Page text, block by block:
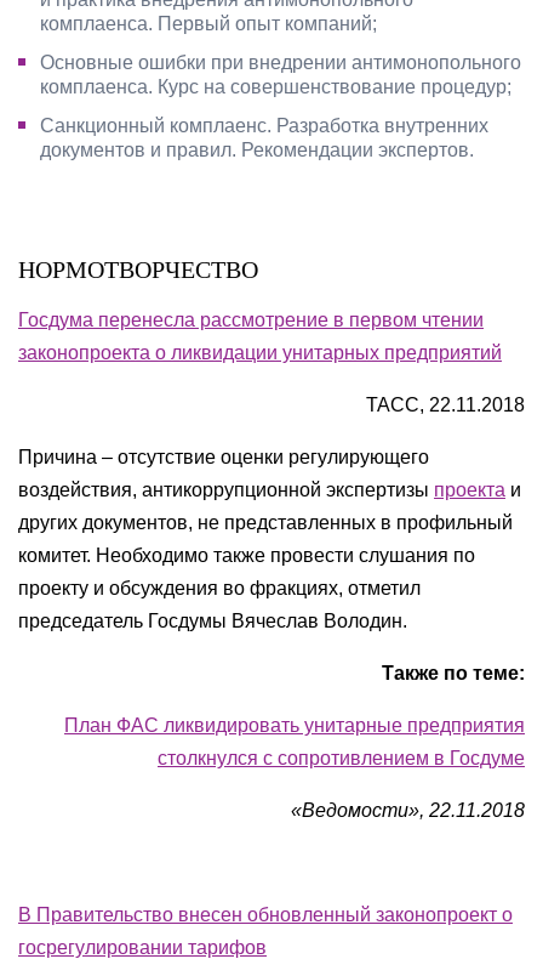
комплаенса. Первый опыт компаний;
Основные ошибки при внедрении антимонопольного
комплаенса. Курс на совершенствование процедур;
Санкционный комплаенс. Разработка внутренних
документов и правил. Рекомендации экспертов.
НОРМОТВОРЧЕСТВО
Госдума перенесла рассмотрение в первом чтении
законопроекта о ликвидации унитарных предприятий
ТАСС, 22.11.2018
Причина – отсутствие оценки регулирующего
воздействия, антикоррупционной экспертизы проекта и
других документов, не представленных в профильный
комитет. Необходимо также провести слушания по
проекту и обсуждения во фракциях, отметил
председатель Госдумы Вячеслав Володин.
Также по теме:
План ФАС ликвидировать унитарные предприятия
столкнулся с сопротивлением в Госдуме
«Ведомости», 22.11.2018
В Правительство внесен обновленный законопроект о
госрегулировании тарифов